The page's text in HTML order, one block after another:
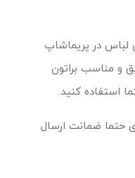
لباس در پریماشاپ
و مناسب براتون
استفاده کنید.
حتما ضمانت ارسال